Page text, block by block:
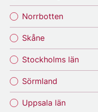
Norrbotten
Skåne
Stockholms län
Sörmland
Uppsala län